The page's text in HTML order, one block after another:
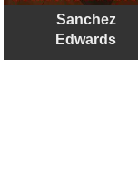
Sanchez
Edwards